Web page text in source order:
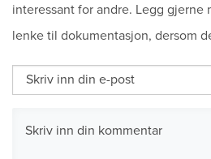
interessant for andre. Legg gjerne
lenke til dokumentasjon, dersom